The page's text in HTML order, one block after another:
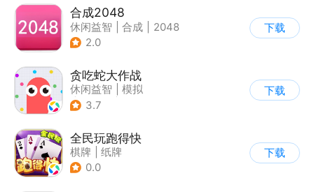
合成2048
休闲益智 合成
2048
2.0
下载
贪吃蛇大作战
休闲益智
模拟
| 贪吃蛇
3.7
下载
全民玩跑得快
棋牌
纸牌
0.0
下载